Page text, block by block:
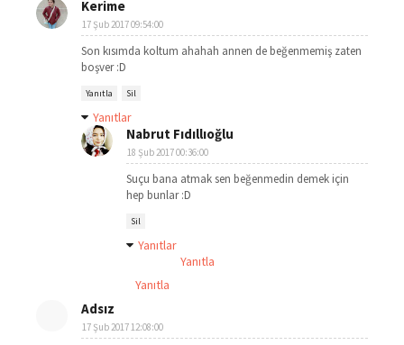
Kerime
17 Şub 2017 09:54:00
Son kısımda koltum ahahah annen de beğenmemiş zaten
boşver :D
Yanıtla Sil
Yanıtlar
Nabrut Fıdıllıoğlu
18 Şub 2017 00:36:00
Suçu bana atmak sen beğenmedin demek için
hep bunlar :D
Sil
Yanıtlar
Yanıtla
Yanıtla
Adsız
17 Şub 2017 12:08:00